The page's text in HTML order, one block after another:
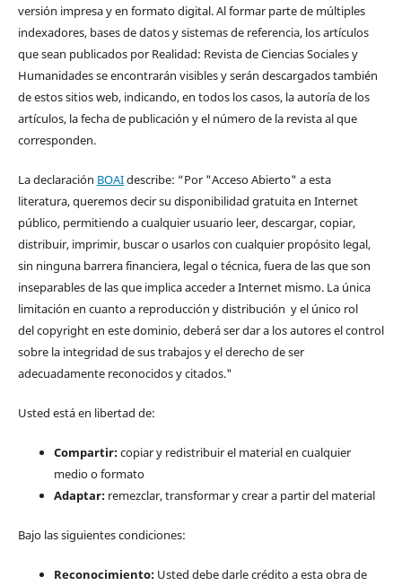
versión impresa y en formato digital. Al formar parte de múltiples
indexadores, bases de datos y sistemas de referencia, los artículos
que sean publicados por Realidad: Revista de Ciencias Sociales y
Humanidades se encontrarán visibles y serán descargados también
de estos sitios web, indicando, en todos los casos, la autoría de los
artículos, la fecha de publicación y el número de la revista al que
corresponden.
La declaración BOAIdescribe: “Por "Acceso Abierto" a esta
literatura, queremos decir su disponibilidad gratuita en Internet
público, permitiendo a cualquier usuario leer, descargar, copiar,
distribuir, imprimir, buscar o usarlos con cualquier propósito legal,
sin ninguna barrera financiera, legal o técnica, fuera de las que son
inseparables de las que implica acceder a Internet mismo. La única
limitación en cuanto a reproducción y distribución y el único rol
del copyright en este dominio, deberá ser dar a los autores el control
sobre la integridad de sus trabajos y el derecho de ser
adecuadamente reconocidos y citados."
Usted está en libertad de:
Compartir:copiar y redistribuir el material en cualquier
medio o formato
Adaptar:remezclar, transformar y crear a partir del material
Bajo las siguientes condiciones:
Reconocimiento:Usted debe darle crédito a esta obra de